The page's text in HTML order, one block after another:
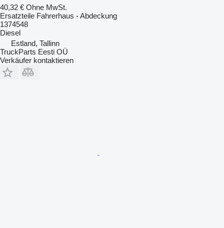
40,32 € Ohne MwSt.
Ersatzteile Fahrerhaus - Abdeckung
1374548
Diesel
Estland, Tallinn
TruckParts Eesti OÜ
Verkäufer kontaktieren